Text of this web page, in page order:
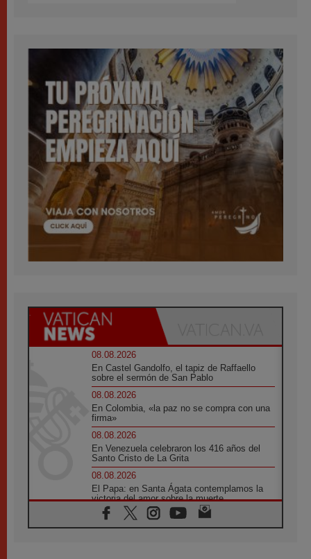
08.08.2026
En Castel Gandolfo, el tapiz de Raffaello
sobre el sermón de San Pablo
08.08.2026
En Colombia, «la paz no se compra con una
firma»
08.08.2026
En Venezuela celebraron los 416 años del
Santo Cristo de La Grita
08.08.2026
El Papa: en Santa Ágata contemplamos la
victoria del amor sobre la muerte
08.08.2026
León XIV visitará el Santuario de la Madre